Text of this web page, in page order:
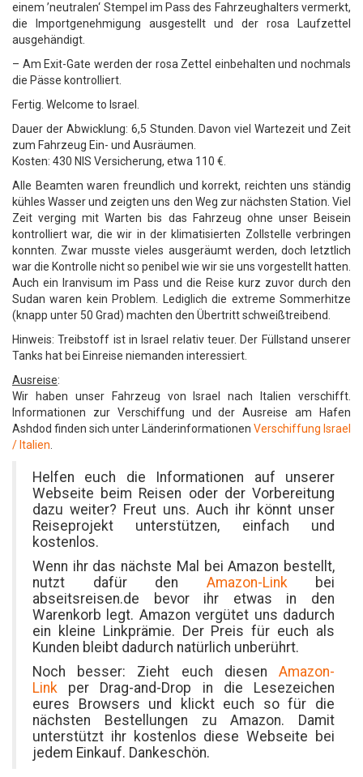
einem ’neutralen‘ Stempel im Pass des Fahrzeughalters vermerkt,
die Importgenehmigung ausgestellt und der rosa Laufzettel
ausgehändigt.
– Am Exit-Gate werden der rosa Zettel einbehalten und nochmals
die Pässe kontrolliert.
Fertig. Welcome to Israel.
Dauer der Abwicklung: 6,5 Stunden. Davon viel Wartezeit und Zeit
zum Fahrzeug Ein- und Ausräumen.
Kosten: 430 NIS Versicherung, etwa 110 €.
Alle Beamten waren freundlich und korrekt, reichten uns ständig
kühles Wasser und zeigten uns den Weg zur nächsten Station. Viel
Zeit verging mit Warten bis das Fahrzeug ohne unser Beisein
kontrolliert war, die wir in der klimatisierten Zollstelle verbringen
konnten. Zwar musste vieles ausgeräumt werden, doch letztlich
war die Kontrolle nicht so penibel wie wir sie uns vorgestellt hatten.
Auch ein Iranvisum im Pass und die Reise kurz zuvor durch den
Sudan waren kein Problem. Lediglich die extreme Sommerhitze
(knapp unter 50 Grad) machten den Übertritt schweißtreibend.
Hinweis: Treibstoff ist in Israel relativ teuer. Der Füllstand unserer
Tanks hat bei Einreise niemanden interessiert.
Ausreise:
Wir haben unser Fahrzeug von Israel nach Italien verschifft.
Informationen zur Verschiffung und der Ausreise am Hafen
Ashdod finden sich unter Länderinformationen Verschiffung Israel
/ Italien
Helfen euch die Informationen auf unserer
Webseite beim Reisen oder der Vorbereitung
dazu weiter? Freut uns. Auch ihr könnt unser
Reiseprojekt unterstützen, einfach und
kostenlos.
Wenn ihr das nächste Mal bei Amazon bestellt,
nutzt dafür den Amazon-Linkbei
abseitsreisen.de bevor ihr etwas in den
Warenkorb legt. Amazon vergütet uns dadurch
ein kleine Linkprämie. Der Preis für euch als
Kunden bleibt dadurch natürlich unberührt.
Noch besser: Zieht euch diesen Amazon-
Link per Drag-and-Drop in die Lesezeichen
eures Browsers und klickt euch so für die
nächsten Bestellungen zu Amazon. Damit
unterstützt ihr kostenlos diese Webseite bei
jedem Einkauf. Dankeschön.